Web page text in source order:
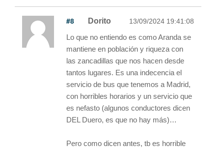
#8 Dorito 13/09/2024 19:41:08
Lo que no entiendo es como Aranda se
mantiene en población y riqueza con
las zancadillas que nos hacen desde
tantos lugares. Es una indecencia el
servicio de bus que tenemos a Madrid,
con horribles horarios y un servicio que
es nefasto (algunos conductores dicen
DEL Duero, es que no hay más)…
Pero como dicen antes, tb es horrible